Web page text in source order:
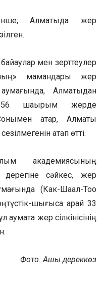
Алматыда жер
мен зерттеулер
мамандары жер
Алматыдан
256 шақырым жерде
қатар, Алматы
атап өтті.
академиясының
дерегіне сәйкес, жер
(Как-Шаал-Тоо
шығысқа қарай 33
жер сілкінісінің
Фото: Ашық дереккөз